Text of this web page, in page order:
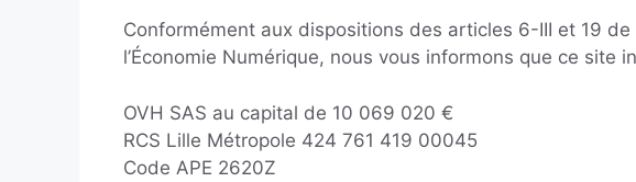
Conformément aux dispositions des articles 6-III et 19
l’Économie Numérique, nous vous informons que ce site
OVH SAS au capital de 10 069 020 €
RCS Lille Métropole 424 761 419 00045
Code APE 2620Z